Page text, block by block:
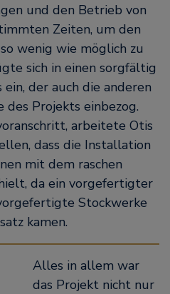
und den Betrieb von
Zeiten, um den
wenig wie möglich zu
sich in einen sorgfältig
der auch die anderen
des Projekts einbezog.
arbeitete Otis
dass die Installation
mit dem raschen
da ein vorgefertigter
Stockwerke
kamen.
Alles in allem war
das Projekt nicht nur